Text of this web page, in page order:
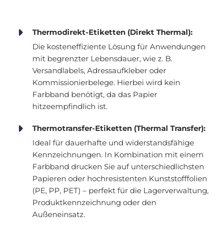
Thermodirekt-Etiketten (Direkt Thermal):
Die kosteneffiziente Lösung für Anwendungen
mit begrenzter Lebensdauer, wie z. B.
Versandlabels, Adressaufkleber oder
Kommissionierbelege. Hierbei wird kein
Farbband benötigt, da das Papier
hitzeempfindlich ist.
Thermotransfer-Etiketten (Thermal Transfer):
Ideal für dauerhafte und widerstandsfähige
Kennzeichnungen. In Kombination mit einem
Farbband drucken Sie auf unterschiedlichsten
Papieren oder hochresistenten Kunststofffolien
(PE, PP, PET) – perfekt für die Lagerverwaltung,
Produktkennzeichnung oder den
Außeneinsatz.